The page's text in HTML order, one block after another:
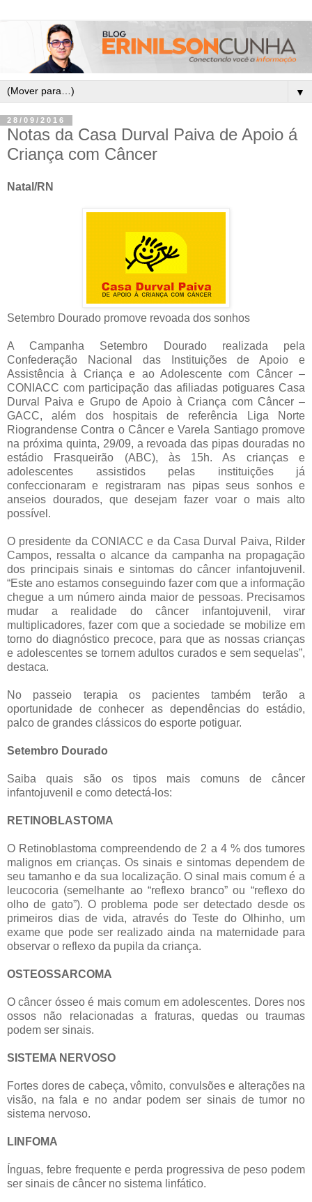
▼
28/09/2016
Notas da Casa Durval Paiva de Apoio á
Criança com Câncer
Natal/RN
Setembro Dourado promove revoada dos sonhos
A Campanha Setembro Dourado realizada pela
Confederação Nacional das Instituições de Apoio e
Assistência à Criança e ao Adolescente com Câncer –
CONIACC com participação das afiliadas potiguares Casa
Durval Paiva e Grupo de Apoio à Criança com Câncer –
GACC, além dos hospitais de referência Liga Norte
Riograndense Contra o Câncer e Varela Santiago promove
na próxima quinta, 29/09, a revoada das pipas douradas no
estádio Frasqueirão (ABC), às 15h. As crianças e
adolescentes assistidos pelas instituições já
confeccionaram e registraram nas pipas seus sonhos e
anseios dourados, que desejam fazer voar o mais alto
possível.
O presidente da CONIACC e da Casa Durval Paiva, Rilder
Campos, ressalta o alcance da campanha na propagação
dos principais sinais e sintomas do câncer infantojuvenil.
“Este ano estamos conseguindo fazer com que a informação
chegue a um número ainda maior de pessoas. Precisamos
mudar a realidade do câncer infantojuvenil, virar
multiplicadores, fazer com que a sociedade se mobilize em
torno do diagnóstico precoce, para que as nossas crianças
e adolescentes se tornem adultos curados e sem sequelas”,
destaca.
No passeio terapia os pacientes também terão a
oportunidade de conhecer as dependências do estádio,
palco de grandes clássicos do esporte potiguar.
Setembro Dourado
Saiba quais são os tipos mais comuns de câncer
infantojuvenil e como detectá-los:
RETINOBLASTOMA
O Retinoblastoma compreendendo de 2 a 4 % dos tumores
malignos em crianças. Os sinais e sintomas dependem de
seu tamanho e da sua localização. O sinal mais comum é a
leucocoria (semelhante ao “reflexo branco” ou “reflexo do
olho de gato”). O problema pode ser detectado desde os
primeiros dias de vida, através do Teste do Olhinho, um
exame que pode ser realizado ainda na maternidade para
observar o reflexo da pupila da criança.
OSTEOSSARCOMA
O câncer ósseo é mais comum em adolescentes. Dores nos
ossos não relacionadas a fraturas, quedas ou traumas
podem ser sinais.
SISTEMA NERVOSO
Fortes dores de cabeça, vômito, convulsões e alterações na
visão, na fala e no andar podem ser sinais de tumor no
sistema nervoso.
LINFOMA
Ínguas, febre frequente e perda progressiva de peso podem
ser sinais de câncer no sistema linfático.